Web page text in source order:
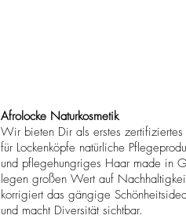
Afrolocke Naturkosmetik
Wir bieten Dir als erstes zertifiziertes
für Lockenköpfe natürliche
und pflegehungriges Haar made in
legen großen Wert auf
korrigiert das gängige
und macht Diversität sichtbar.